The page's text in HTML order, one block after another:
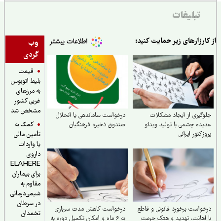
تبلیغات
وب
گردی
قیمت
بلیط اتوبوس
به مرزهای
غربی کشور
مشخص شد
کمک به
تأمین مالی
یا واردات
داروی
ELAHERE
برای بیماران
مقاوم به
شیمی‌درمانی
در سرطان
تخمدان
زیر حمایت کنید:
از ایجاد مشکلات
چشمی با تولید ویدئو
ایرانی
درخواست ساماندهی یا انحلال
صندوق ذخیره فرهنگیان
برخورد قانونی و قاطع
تهدید و هتک حرمت
درخواست کاهش مدت سربازی
به ۶ ماه و امکان تکمیل دوره به